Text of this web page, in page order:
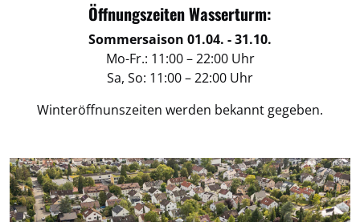
Öffnungszeiten Wasserturm:
Sommersaison 01.04. - 31.10.
Mo-Fr.: 11:00 – 22:00 Uhr
Sa, So: 11:00 – 22:00 Uhr
Winteröffnunszeiten werden bekannt gegeben.